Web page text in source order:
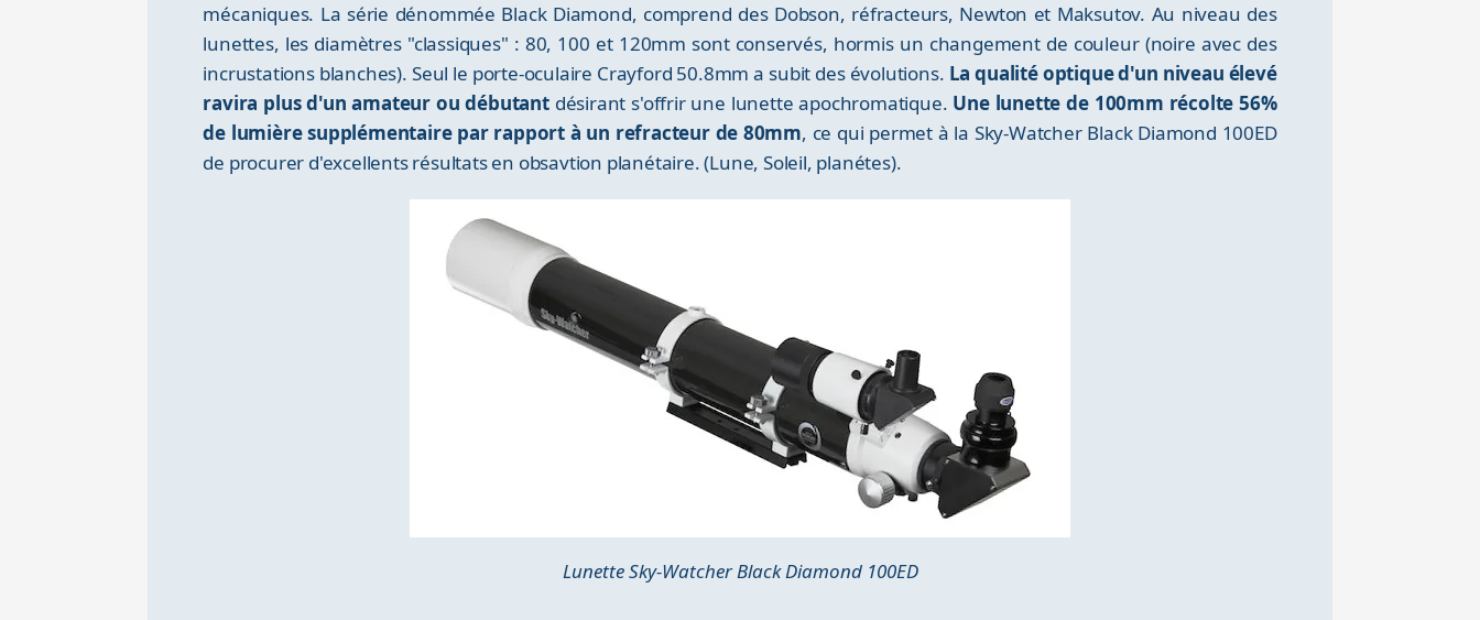
mécaniques. La série dénommée Black Diamond, comprend des Dobson, réfracteurs, Newton et Maksutov. Au niveau des
lunettes, les diamètres "classiques" : 80, 100 et 120mm sont conservés, hormis un changement de couleur (noire avec des
incrustations blanches). Seul le porte-oculaire Crayford 50.8mm a subit des évolutions. La qualité optique d'un niveau élevé
ravira plus d'un amateur ou débutantdésirant s'offrir une lunette apochromatique. Une lunette de 100mm récolte 56%
de lumière supplémentaire par rapport à un refracteur de 80mm, ce qui permet à la Sky-Watcher Black Diamond 100ED
de procurer d'excellents résultats en obsavtion planétaire. (Lune, Soleil, planétes).
Lunette Sky-Watcher Black Diamond 100ED